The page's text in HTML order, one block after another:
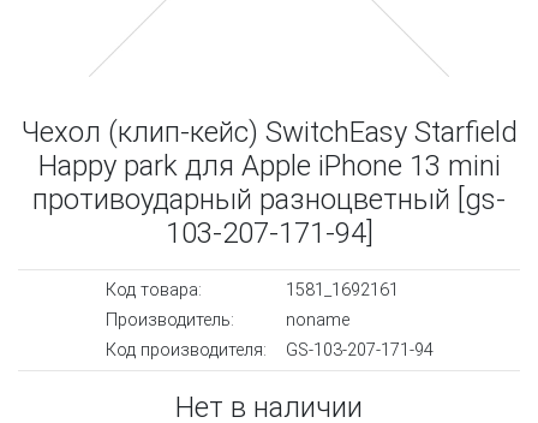
Чехол (клип-кейс) SwitchEasy Starfield
Happy park для Apple iPhone 13 mini
противоударный разноцветный [gs-
103-207-171-94]
Код товара:
1581_1692161
Производитель:
noname
Код производителя:
GS-103-207-171-94
Нет в наличии